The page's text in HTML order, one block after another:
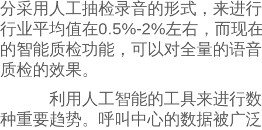
分采用人工抽检录音的形式，来进
行业平均值在0.5%-2%左右，而现
的智能质检功能，可以对全量的语
质检的效果。
利用人工智能的工具来进行数
种重要趋势。呼叫中心的数据被广